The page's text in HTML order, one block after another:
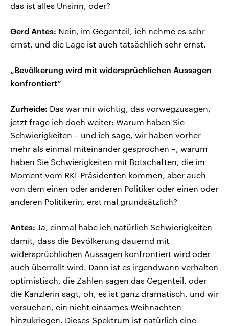
das ist alles Unsinn, oder?
Gerd Antes: Nein, im Gegenteil, ich nehme es sehr
ernst, und die Lage ist auch tatsächlich sehr ernst.
„Bevölkerung wird mit widersprüchlichen Aussagen
konfrontiert“
Zurheide: Das war mir wichtig, das vorwegzusagen,
jetzt frage ich doch weiter: Warum haben Sie
Schwierigkeiten – und ich sage, wir haben vorher
mehr als einmal miteinander gesprochen –, warum
haben Sie Schwierigkeiten mit Botschaften, die im
Moment vom RKI-Präsidenten kommen, aber auch
von dem einen oder anderen Politiker oder einen oder
anderen Politikerin, erst mal grundsätzlich?
Antes: Ja, einmal habe ich natürlich Schwierigkeiten
damit, dass die Bevölkerung dauernd mit
widersprüchlichen Aussagen konfrontiert wird oder
auch überrollt wird. Dann ist es irgendwann verhalten
optimistisch, die Zahlen sagen das Gegenteil, oder
die Kanzlerin sagt, oh, es ist ganz dramatisch, und wir
versuchen, ein nicht einsames Weihnachten
hinzukriegen. Dieses Spektrum ist natürlich eine